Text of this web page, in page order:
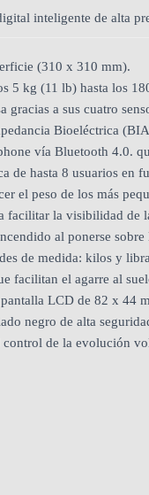
inteligente de alta
(310 x 310 mm).
5 kg (11 lb) hasta los
gracias a sus cuatro
Bioeléctrica
vía Bluetooth 4.0.
de hasta 8 usuarios en
el peso de los más
facilitar la visibilidad de
al ponerse
de medida: kilos y
facilitan el agarre al
LCD de 82 x 44
negro de alta
de la evolución